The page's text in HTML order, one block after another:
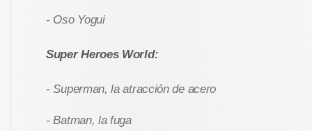
- Oso Yogui
Super Heroes World:
- Superman, la atracción de acero
- Batman, la fuga